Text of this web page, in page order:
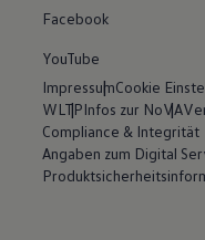
Facebook
YouTube
ImpressumCookie
WLTPInfos zur NoVA
Compliance & Integrität
Angaben zum Digital